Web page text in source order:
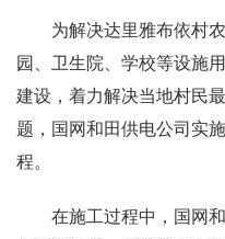
为解决达里雅布依村
园、卫生院、学校等设施
建设，着力解决当地村民
题，国网和田供电公司实
程。
在施工过程中，国网